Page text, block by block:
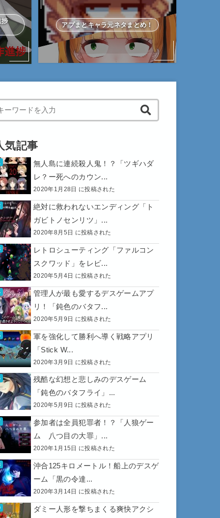
捗 アプまとキャラ元ネタまとめ！
autocomplete results are available use up and down
気記事
無人島に連続殺人鬼！？「ツギハダ
レ？ー死へのカウン...
2020年1月28日 に投稿された
絶対に救われないエンディング「ト
ガビトノセンリツ」...
2020年8月5日 に投稿された
レトロシューティング「ファルコン
スクワッド」をレビ...
2020年5月4日 に投稿された
管理人が最も愛するデスゲームアプ
リ！「鈍色のバタフ...
2020年5月9日 に投稿された
軍を強化して勝利へ導く戦略アプリ
「Stick W...
2020年3月9日 に投稿された
残酷な幻想と悲しみのデスゲーム
「鈍色のバタフライ」...
2020年5月9日 に投稿された
参加者は全員犯罪者！？「人狼ゲー
ム 八つ目の大罪」...
2020年1月15日 に投稿された
沖合125キロメートル！船上のデスゲ
ーム「黒の令達...
2020年3月14日 に投稿された
ダミー人形を撃ちまくる爽快アクシ